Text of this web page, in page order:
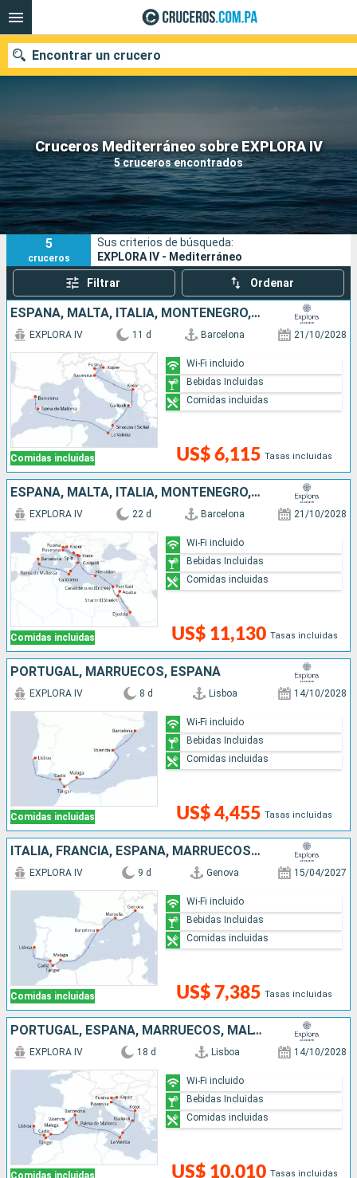
Cruceros Mediterráneo sobre EXPLORA IV
5 cruceros encontrados
Encontrar un crucero
Nuestros destinos
Fecha de salida
Puertos Compañías
Buscar
5
cruceros
Sus criterios de búsqueda:
EXPLORA IV - Mediterráneo
Filtrar Ordenar
ESPAÑA, MALTA, ITALIA, MONTENEGRO, ESLOVENIA
Comidas incluidas
EXPLORA IV 11 d Barcelona 21/10/2028
US$ 6,115 Tasas incluidas
Wi-Fi incluido
Bebidas Incluidas
Comidas incluidas
ESPAÑA, MALTA, ITALIA, MONTENEGRO, ESLOVENIA, CROACIA, GRECIA, EGIPTO, JORDANIA, ARABIA SAUDÍ
Comidas incluidas
EXPLORA IV 22 d Barcelona 21/10/2028
US$ 11,130 Tasas incluidas
Wi-Fi incluido
Bebidas Incluidas
Comidas incluidas
PORTUGAL, MARRUECOS, ESPAÑA
Comidas incluidas
EXPLORA IV 8 d Lisboa 14/10/2028
US$ 4,455 Tasas incluidas
Wi-Fi incluido
Bebidas Incluidas
Comidas incluidas
ITALIA, FRANCIA, ESPAÑA, MARRUECOS, PORTUGAL
Comidas incluidas
EXPLORA IV 9 d Genova 15/04/2027
US$ 7,385 Tasas incluidas
Wi-Fi incluido
Bebidas Incluidas
Comidas incluidas
PORTUGAL, ESPAÑA, MARRUECOS, MALTA, ITALIA, MONTENEGRO, ESLOVENIA
EXPLORA IV 18 d Lisboa 14/10/2028
US$ 10,010 Tasas incluidas
Wi-Fi incluido
Bebidas Incluidas
Comidas incluidas